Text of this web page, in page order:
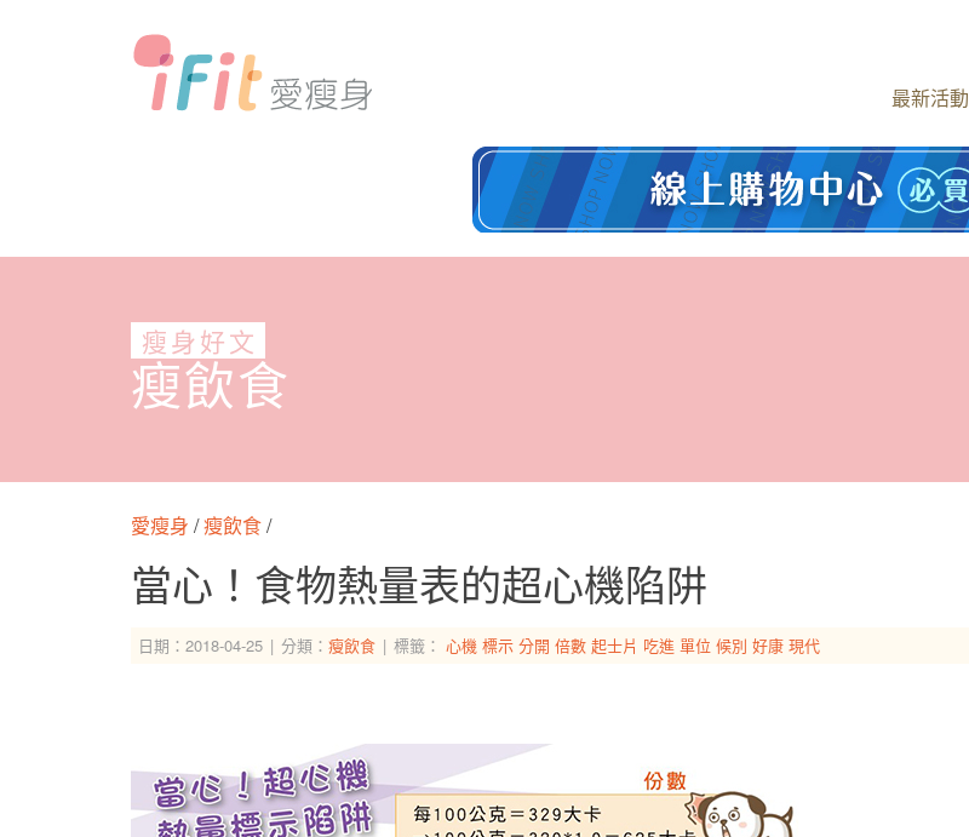
最新活動
瘦身好文
瘦飲食
愛瘦身 /瘦飲食/
當心！食物熱量表的超心機陷阱
日期：2018-04-25 分類： 瘦飲食 標籤： 心機 標示 分開 倍數 起士片 吃進 單位 候別 好康 現代